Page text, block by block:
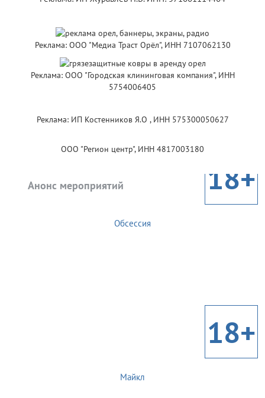
Реклама: ООО "Медиа Траст Орёл", ИНН 7107062130
Реклама: ООО "Городская клининговая компания", ИНН
5754006405
Реклама: ИП Костенников Я.О , ИНН 575300050627
ООО "Регион центр", ИНН 4817003180
Анонс мероприятий 18+
Обсессия
18+
Майкл